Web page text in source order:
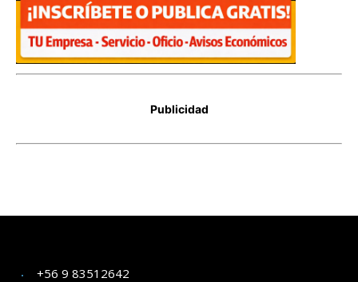
+56 9 83512642